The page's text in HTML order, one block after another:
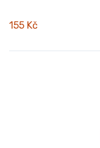
155 Kč